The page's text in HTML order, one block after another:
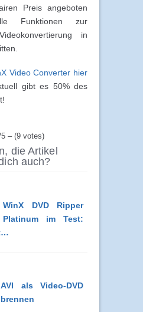
Preis angeboten
Funktionen zur
in
Video Converter hier
gibt es 50% des
– (9 votes)
die Artikel
auch?
WinX DVD Ripper
Platinum im Test:
AVI als Video-DVD
brennen